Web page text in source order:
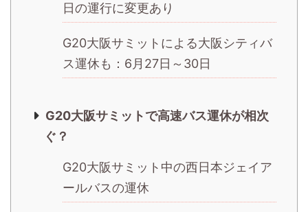
日の運行に変更あり
G20大阪サミットによる大阪シティバ
ス運休も：6月27日～30日
G20大阪サミットで高速バス運休が相次
ぐ？
G20大阪サミット中の西日本ジェイア
ールバスの運休